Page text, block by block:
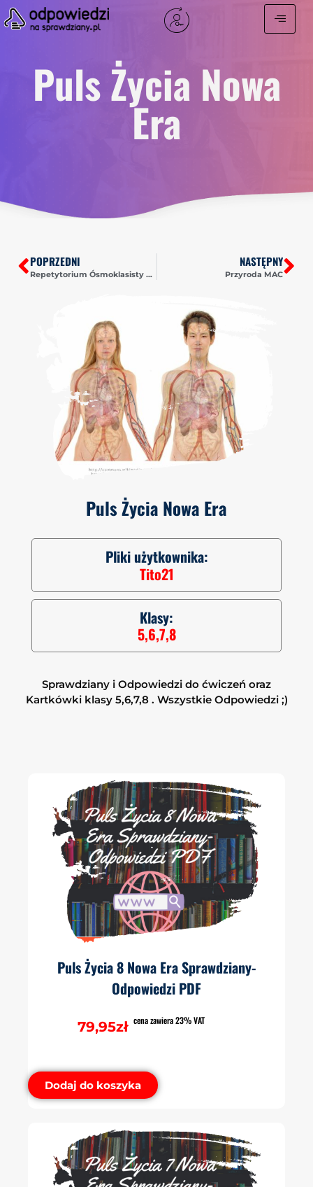
Puls Życia Nowa
Era
POPRZEDNI
Repetytorium Ósmoklasisty wiele wydawnictw PDF
NASTĘPNY
Przyroda MAC
Puls Życia Nowa Era
Pliki użytkownika:
Tito21
Klasy:
5,6,7,8
Sprawdziany i Odpowiedzi do ćwiczeń oraz
Kartkówki klasy 5,6,7,8 . Wszystkie Odpowiedzi ;)
Puls Życia 8 Nowa Era Sprawdziany-
Odpowiedzi PDF
79,95zł cena zawiera 23% VAT
Dodaj do koszyka